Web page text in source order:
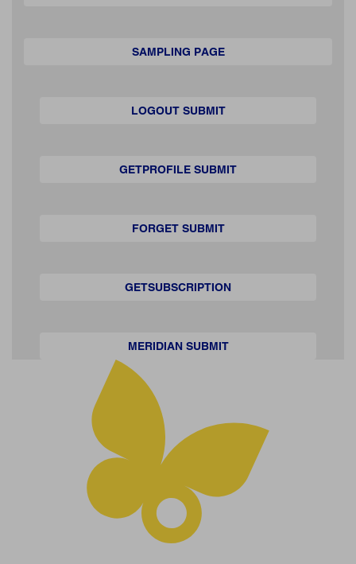
SAMPLING PAGE
LOGOUT SUBMIT
GETPROFILE SUBMIT
FORGET SUBMIT
GETSUBSCRIPTION
MERIDIAN SUBMIT